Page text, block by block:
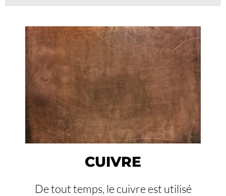
CUIVRE
De tout temps, le cuivre est utilisé